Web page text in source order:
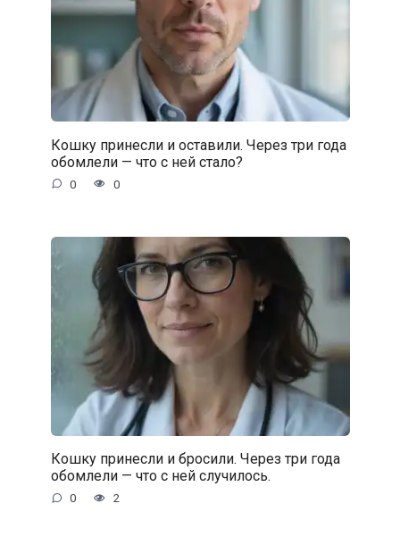
Кошку принесли и оставили. Через три года
обомлели — что с ней стало?
0 0
Кошку принесли и бросили. Через три года
обомлели — что с ней случилось.
0 2